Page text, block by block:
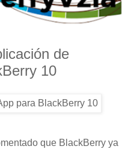
de
10
que BlackBerry ya